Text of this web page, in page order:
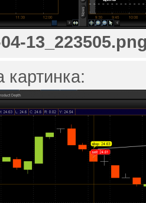
картинка: